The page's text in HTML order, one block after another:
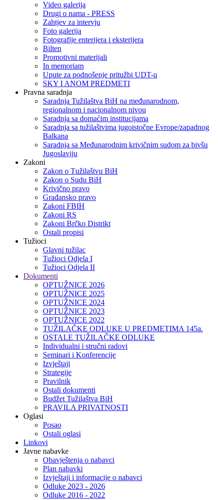
Video galerija
Drugi o nama - PRESS
Zahtjev za intervju
Foto galerija
Fotografije enterijera i eksterijera
Bilten
Promotivni materijali
In memoriam
Upute za podnošenje pritužbi UDT-u
SKY I ANOM PREDMETI
Pravna saradnja
Saradnja Tužilaštva BiH na međunarodnom,
regionalnom i nacionalnom nivou
Saradnja sa domaćim institucijama
Saradnja sa tužilaštvima jugoistočne Evrope/zapadnog
Balkana
Saradnja sa Međunarodnim krivičnim sudom za bivšu
Jugoslaviju
Zakoni
Zakon o Тužilaštvu BiH
Zakon o Sudu BiH
Krivično pravo
Građansko pravo
Zakoni FBIH
Zakoni RS
Zakoni Brčko Distrikt
Ostali propisi
Tužioci
Glavni tužilac
Tužioci Odjela I
Tužioci Odjela II
Dokumenti
OPTUŽNICE 2026
OPTUŽNICE 2025
OPTUŽNICE 2024
OPTUŽNICE 2023
OPTUŽNICE 2022
TUŽILAČKE ODLUKE U PREDMETIMA 145a.
OSTALE TUŽILAČKE ODLUKE
Individualni i stručni radovi
Seminari i Konferencije
Izvještaji
Strategije
Pravilnik
Ostali dokumenti
Budžet Tužilaštva BiH
PRAVILA PRIVATNOSTI
Oglasi
Posao
Ostali oglasi
Linkovi
Javne nabavke
Obavještenja o nabavci
Plan nabavki
Izvještaji i informacije o nabavci
Odluke 2023 - 2026
Odluke 2016 - 2022